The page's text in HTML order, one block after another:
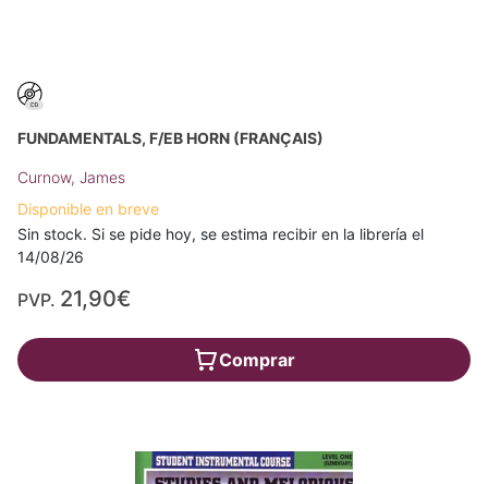
FUNDAMENTALS, F/EB HORN (FRANÇAIS)
Curnow, James
Disponible en breve
Sin stock. Si se pide hoy, se estima recibir en la librería el
14/08/26
PVP. 21,90€
Comprar